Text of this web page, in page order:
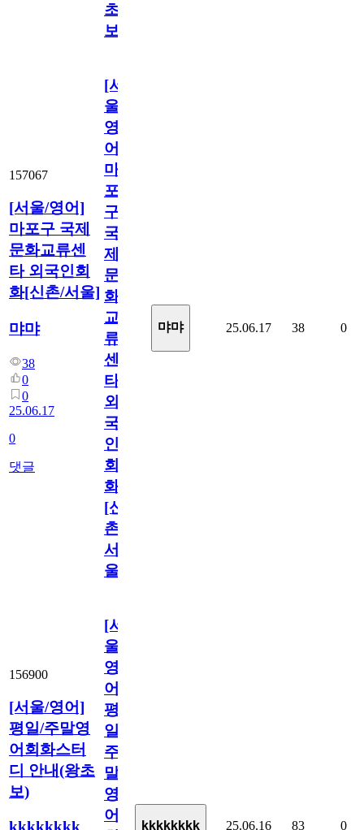
초
보)
157067
[서울/영어]
마포구 국제
문화교류센
타 외국인회
화[신촌/서울]
먀먀
38
0
0
25.06.17
0
댓글
[서
울/
영
어]
마
포
구
국
제
문
화
교
류
센
타
외
국
인
회
화
[신
촌/
서
울]
먀먀 25.06.17 38 0
156900
[서울/영어]
평일/주말영
어회화스터
디 안내(왕초
보)
kkkkkkkk
[서
울/
영
어]
평
일/
주
말
영
어
kkkkkkkk 25.06.16 83 0